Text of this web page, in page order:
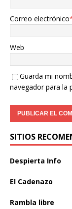
Correo electrónico
Web
Guarda mi
navegador para la
SITIOS
Despierta Info
El Cadenazo
Rambla libre